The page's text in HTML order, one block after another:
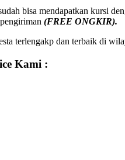
bisa mendapatkan kursi
pengiriman (FREE ONGKIR).
terlengakp dan terbaik di
Kami :